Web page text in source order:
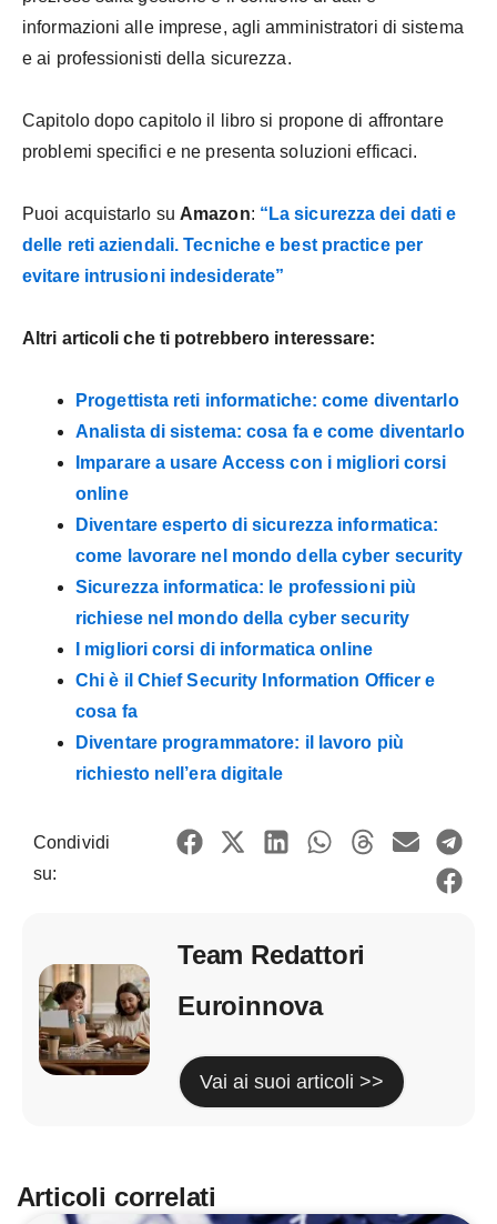
informazioni alle imprese, agli amministratori di sistema
e ai professionisti della sicurezza.
Capitolo dopo capitolo il libro si propone di affrontare
problemi specifici e ne presenta soluzioni efficaci.
Puoi acquistarlo su Amazon: “La sicurezza dei dati e
delle reti aziendali. Tecniche e best practice per
evitare intrusioni indesiderate”
Altri articoli che ti potrebbero interessare:
Progettista reti informatiche: come diventarlo
Analista di sistema: cosa fa e come diventarlo
Imparare a usare Access con i migliori corsi
online
Diventare esperto di sicurezza informatica:
come lavorare nel mondo della cyber security
Sicurezza informatica: le professioni più
richiese nel mondo della cyber security
I migliori corsi di informatica online
Chi è il Chief Security Information Officer e
cosa fa
Diventare programmatore: il lavoro più
richiesto nell’era digitale
Condividi
su:
Team Redattori
Euroinnova
Vai ai suoi articoli >>
Articoli correlati